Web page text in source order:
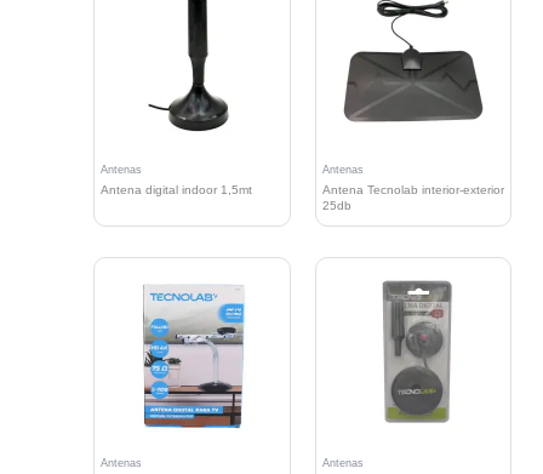
Antenas
Antena digital indoor 1,5mt
Antenas
Antena Tecnolab interior-exterior
25db
Antenas Antenas